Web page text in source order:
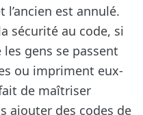
l’ancien est annulé.
sécurité au code, si
gens se passent
ou impriment eux-
de maîtriser
ajouter des codes de